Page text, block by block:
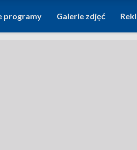
programy Galerie zdjęć